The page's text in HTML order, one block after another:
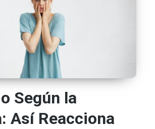
Según la
Así Reacciona